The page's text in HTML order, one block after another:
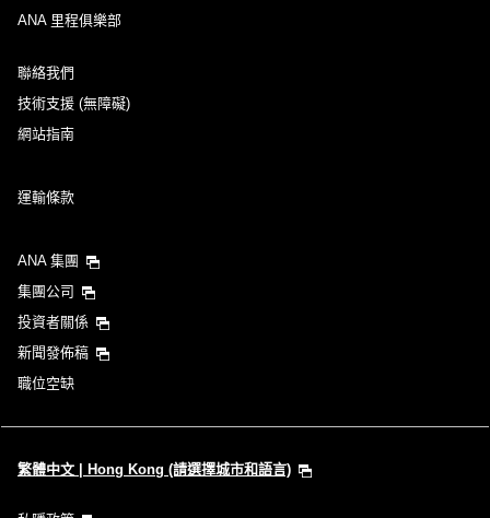
ANA 里程俱樂部
聯絡我們
技術支援 (無障礙)
網站指南
運輸條款
ANA 集團
集團公司
投資者關係
新聞發佈稿
職位空缺
繁體中文 | Hong Kong (請選擇城市和語言)